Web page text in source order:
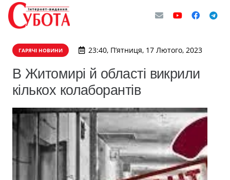
ГАРЯЧІ НОВИНИ 23:40, П’ятниця, 17 Лютого, 2023
В Житомирі й області викрили
кількох колаборантів